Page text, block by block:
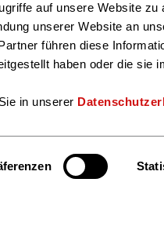
auf unsere Website
unserer Website an
führen diese
haben oder die sie
in unserer